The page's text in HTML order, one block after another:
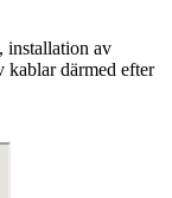
installation av
kablar därmed efter